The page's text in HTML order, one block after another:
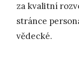
za kvalitní
stránce
vědecké.